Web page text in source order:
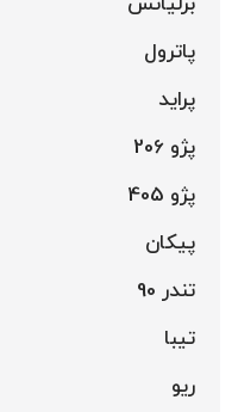
پاترول
پراید
پژو 206
پژو 405
پیکان
تندر 90
تیبا
ریو